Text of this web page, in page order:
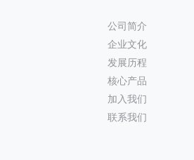
公司简介
企业文化
发展历程
核心产品
加入我们
联系我们